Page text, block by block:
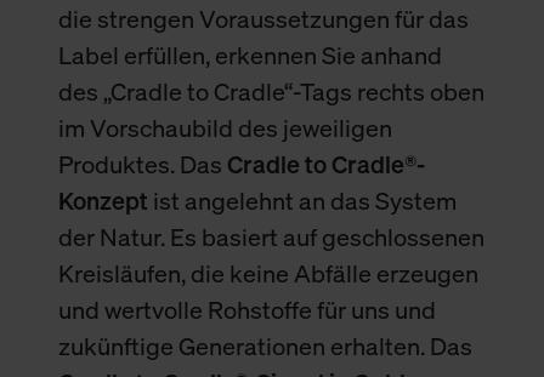
die strengen Voraussetzungen für das
Label erfüllen, erkennen Sie anhand
des „Cradle to Cradle“-Tags rechts oben
im Vorschaubild des jeweiligen
Produktes. Das Cradle to Cradle®-
Konzept ist angelehnt an das System
der Natur. Es basiert auf geschlossenen
Kreisläufen, die keine Abfälle erzeugen
und wertvolle Rohstoffe für uns und
zukünftige Generationen erhalten. Das